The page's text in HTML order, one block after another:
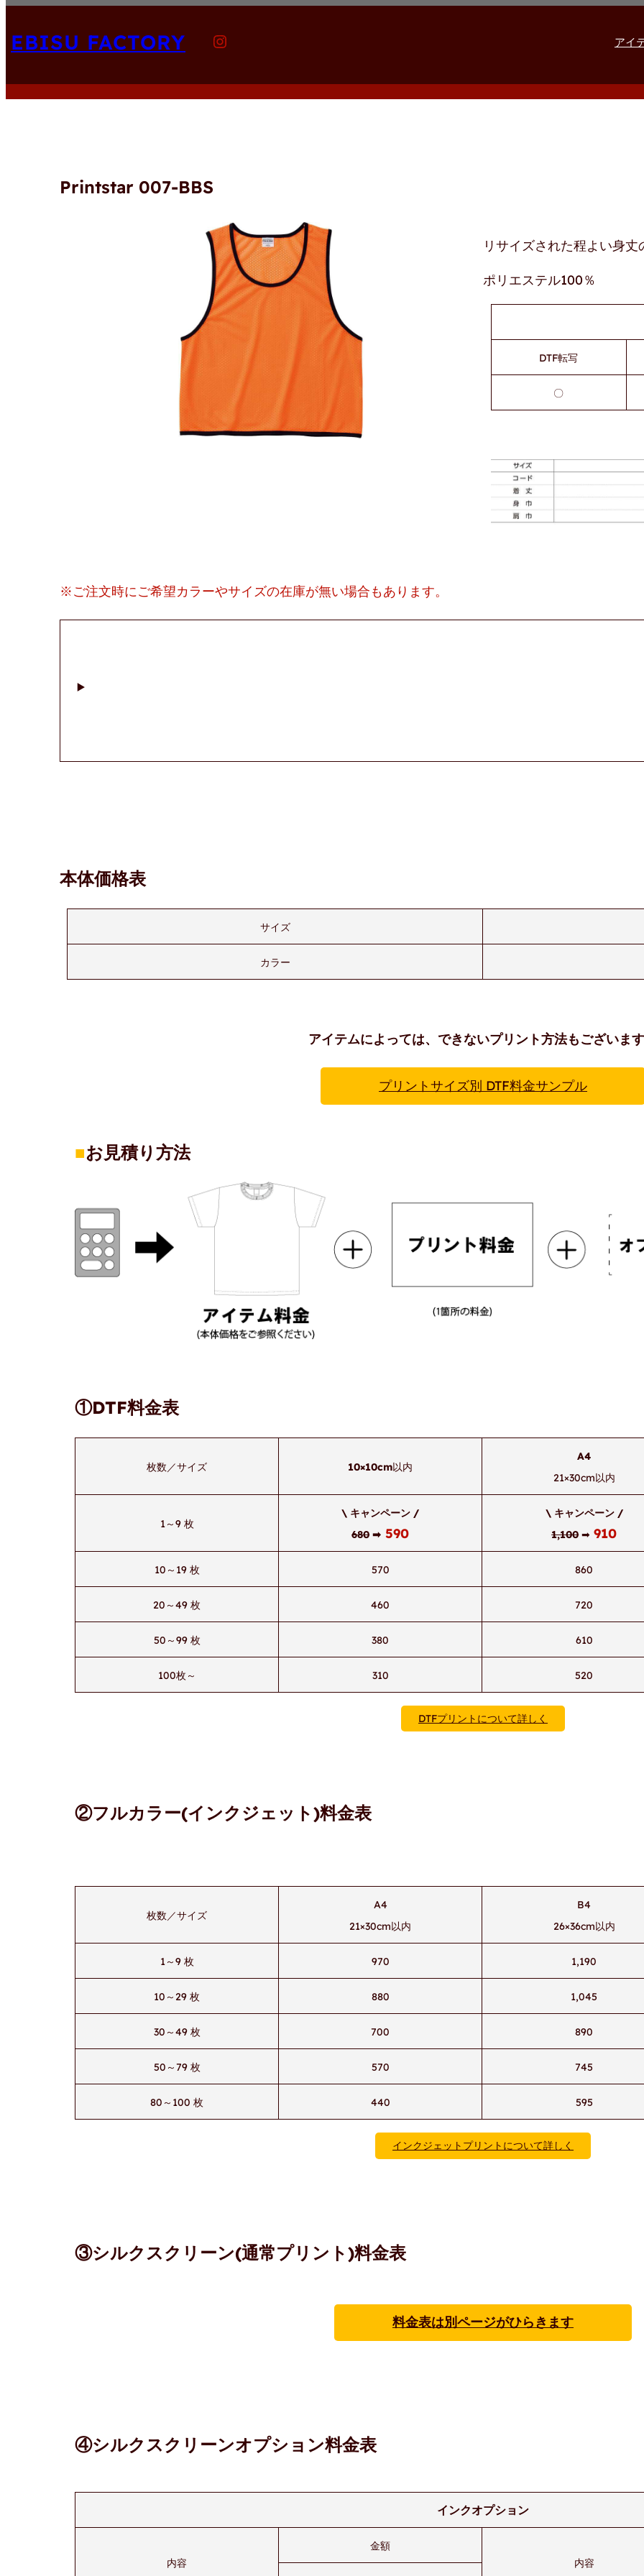
容
ス
キ
EBISU FACTORY Instagram アイ
Printstar 007-BBS
リサイズされた程よい身
ポリエステル100％
DTF転写
〇
※ご注文時にご希望カラーやサイズの在庫が無い場合もあります。
本体価格表
サイズ
カラー
アイテムによっては、できないプリント方法もございま
プリントサイズ別 DTF料金サンプル
■お見積り方法
①DTF料金表
枚数／サイズ 10×10cm以内
A4
21×30cm以内
1～9 枚
\ キャンペーン /
680➡ 590
\ キャンペーン /
1,100 ➡ 910
10～19 枚 570 860
20～49 枚 460 720
50～99 枚 380 610
100枚～ 310 520
DTFプリントについて詳しく
②フルカラー(インクジェット)料金表
枚数／サイズ
A4
21×30cm以内
B4
26×36cm以内
1～9 枚 970 1,190
10～29 枚 880 1,045
30～49 枚 700 890
50～79 枚 570 745
80～100 枚 440 595
インクジェットプリントについて詳しく
③シルクスクリーン(通常プリント)料金表
料金表は別ページがひらきます
④シルクスクリーンオプション料金表
インクオプション
内容
金額
内容